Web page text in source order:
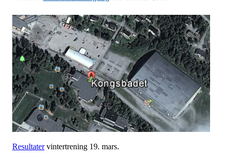
Resultatervintertrening 19. mars.